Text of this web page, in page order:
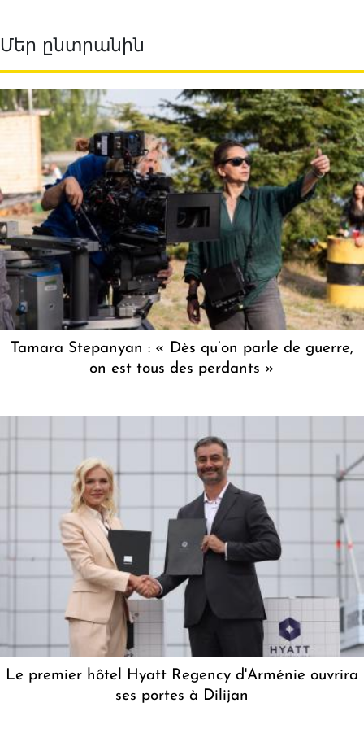
Մեր ընտրանին
Tamara Stepanyan : « Dès qu’on parle de guerre,
on est tous des perdants »
Le premier hôtel Hyatt Regency d'Arménie ouvrira
ses portes à Dilijan